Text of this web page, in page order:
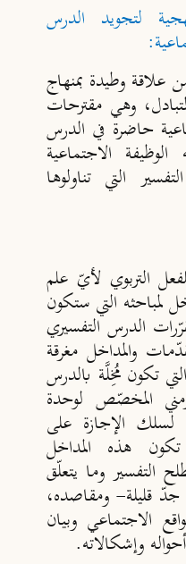
لتجويد الدرس
علاقة وطيدة بمنهاج
وهي مقترحات
حاضرة في الدرس
الاجتماعية
التي تناولوها
التربوي لأيّ علم
لمباحثه التي ستكون
الدرس التفسيري
والمداخل مغرقة
تكون مُخِلَّة بالدرس
المخصّص لوحدة
الإجازة على
هذه المداخل
التفسير وما يتعلّق
قليلة- ومقاصده،
الاجتماعي وبيان
وإشكالاته.